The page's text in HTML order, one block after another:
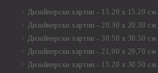
Дизайнерски хартии - 15.20 х 15.20 см.
Дизайнерски хартии - 20.30 х 20.30 см.
Дизайнерски хартии - 30.50 х 30.50 см.
Дизайнерски хартии - 21,00 х 29,70 см
Дизайнерски хартии - 15.20 x 30.50 см.